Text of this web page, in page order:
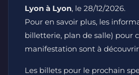
Lyon à Lyon, le 28/12/2026.
Pour en savoir plus, les
billetterie, plan de salle) pour
manifestation sont à découvrir
Les billets pour le prochain